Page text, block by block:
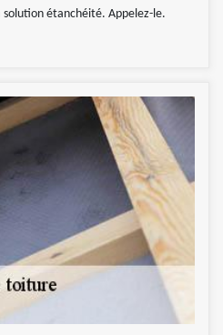
étanchéité. Appelez-le.